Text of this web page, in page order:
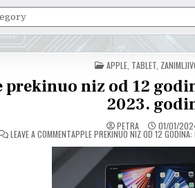
POSTED
IN
APPLE, TABLET,
prekinuo niz od 12
2023.
PETRA 01/01/
LEAVE A COMMENTON
APPLE PREKINUO NIZ OD 12